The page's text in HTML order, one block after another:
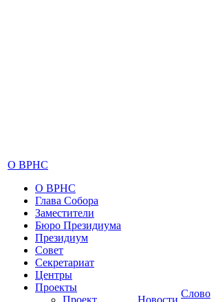
О ВРНС
О ВРНС
Глава Собора
Заместители
Бюро Президиума
Президиум
Совет
Секретариат
Центры
Проекты
Проект
Новости
Слово